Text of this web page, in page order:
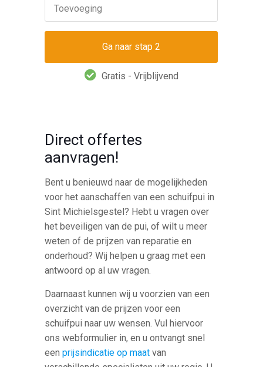
Toevoeging
Gratis - Vrijblijvend
Direct offertes
aanvragen!
Bent u benieuwd naar de mogelijkheden
voor het aanschaffen van een schuifpui in
Sint Michielsgestel? Hebt u vragen over
het beveiligen van de pui, of wilt u meer
weten of de prijzen van reparatie en
onderhoud? Wij helpen u graag met een
antwoord op al uw vragen.
Daarnaast kunnen wij u voorzien van een
overzicht van de prijzen voor een
schuifpui naar uw wensen. Vul hiervoor
ons webformulier in, en u ontvangt snel
eenprijsindicatie op maat van